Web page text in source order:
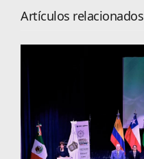
Artículos relacionados